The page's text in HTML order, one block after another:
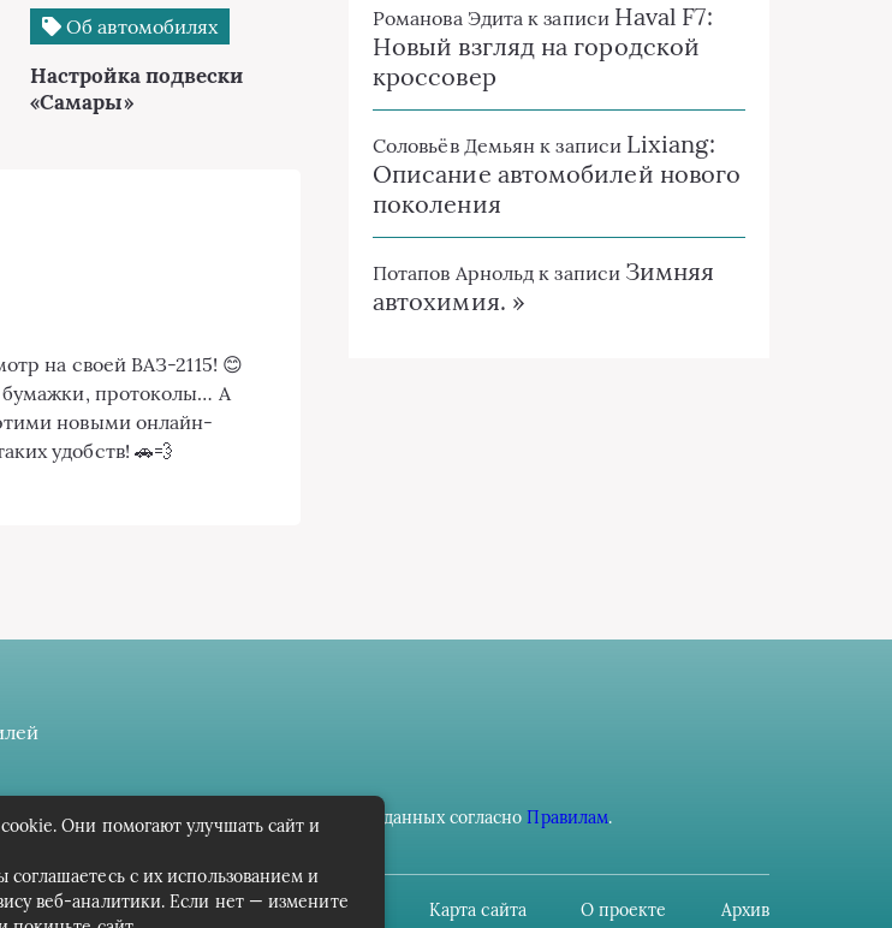
Об автомобилях
Настройка подвески
«Самары»
на своей ВАЗ-2115! 😊
бумажки, протоколы… А
новыми онлайн-
удобств! 🚗💨
Романова Эдита к записи Haval F7:
Новый взгляд на городской
кроссовер
Соловьёв Демьян к записи Lixiang:
Описание автомобилей нового
поколения
Потапов Арнольд к записи Зимняя
автохимия. »
анализ и хранение своих персональных данных согласно Правилам.
в ознакомительных целях.
Карта сайта О проекте Архив
Они помогают улучшать сайт и
с их использованием и
веб-аналитики. Если нет — измените